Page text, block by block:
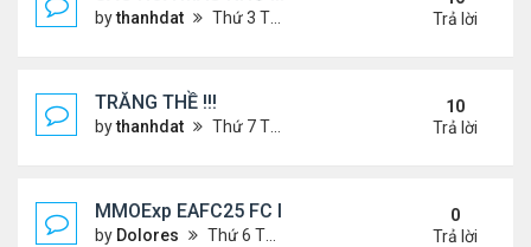
bythanhdat Thứ 3 Tháng 7 23, 2024 4:02 pm
Trả lời
TRĂNG THỀ !!!
bythanhdat Thứ 7 Tháng 7 06, 2024 5:05 pm
10
Trả lời
MMOExp EAFC25 FC IQ: Tactical Overhaul
by Dolores Thứ 6 Tháng 9 27, 2024 6:43 pm
0
Trả lời